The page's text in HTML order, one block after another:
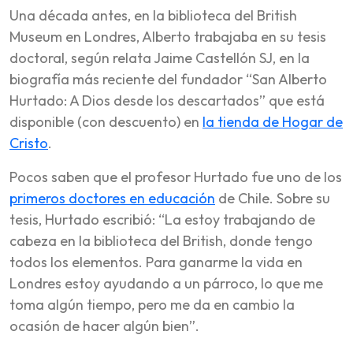
Una década antes, en la biblioteca del British
Museum en Londres, Alberto trabajaba en su tesis
doctoral, según relata Jaime Castellón SJ, en la
biografía más reciente del fundador “San Alberto
Hurtado: A Dios desde los descartados” que está
disponible (con descuento) en la tienda de Hogar de
Cristo.
Pocos saben que el profesor Hurtado fue uno de los
primeros doctores en educación de Chile. Sobre su
tesis, Hurtado escribió: “La estoy trabajando de
cabeza en la biblioteca del British, donde tengo
todos los elementos. Para ganarme la vida en
Londres estoy ayudando a un párroco, lo que me
toma algún tiempo, pero me da en cambio la
ocasión de hacer algún bien”.